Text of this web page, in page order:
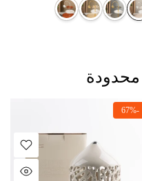
-67%